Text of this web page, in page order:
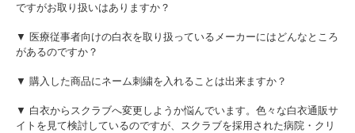
ですがお取り扱いはありますか？
▼ 医療従事者向けの白衣を取り扱っているメーカーにはどんなところ
があるのですか？
▼ 購入した商品にネーム刺繍を入れることは出来ますか？
▼ 白衣からスクラブへ変更しようか悩んでいます。色々な白衣通販サ
イトを見て検討しているのですが、スクラブを採用された病院・クリ